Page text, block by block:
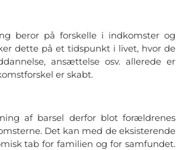
beror på forskelle i indkomster og
dette på et tidspunkt i livet, hvor de
ansættelse osv. allerede er
er skabt.
af barsel derfor blot forældrenes
Det kan med de eksisterende
tab for familien og for samfundet.